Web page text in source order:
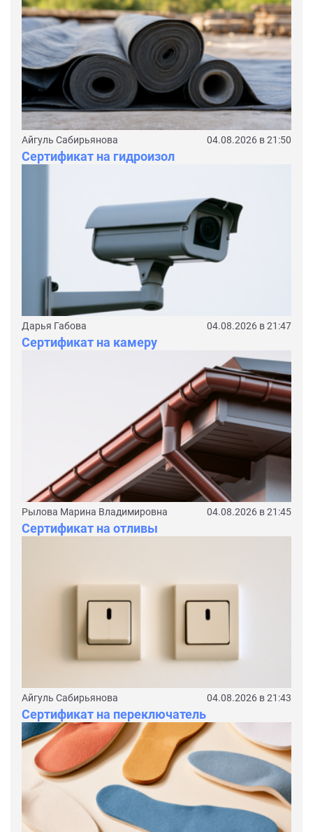
Айгуль Сабирьянова 04.08.2026 в 21:50
Сертификат на гидроизол
Дарья Габова 04.08.2026 в 21:47
Сертификат на камеру
Рылова Марина Владимировна 04.08.2026 в 21:45
Сертификат на отливы
Айгуль Сабирьянова 04.08.2026 в 21:43
Сертификат на переключатель